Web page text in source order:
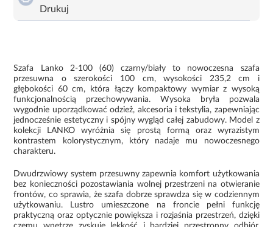
Drukuj
Szafa Lanko 2-100 (60) czarny/biały to nowoczesna szafa
przesuwna o szerokości 100 cm, wysokości 235,2 cm i
głębokości 60 cm, która łączy kompaktowy wymiar z wysoką
funkcjonalnością przechowywania. Wysoka bryła pozwala
wygodnie uporządkować odzież, akcesoria i tekstylia, zapewniając
jednocześnie estetyczny i spójny wygląd całej zabudowy. Model z
kolekcji LANKO wyróżnia się prostą formą oraz wyrazistym
kontrastem kolorystycznym, który nadaje mu nowoczesnego
charakteru.
Dwudrzwiowy system przesuwny zapewnia komfort użytkowania
bez konieczności pozostawiania wolnej przestrzeni na otwieranie
frontów, co sprawia, że szafa dobrze sprawdza się w codziennym
użytkowaniu. Lustro umieszczone na froncie pełni funkcję
praktyczną oraz optycznie powiększa i rozjaśnia przestrzeń, dzięki